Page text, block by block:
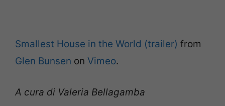
Smallest House in the World (trailer) from
Glen Bunsen on Vimeo.
A cura di Valeria Bellagamba